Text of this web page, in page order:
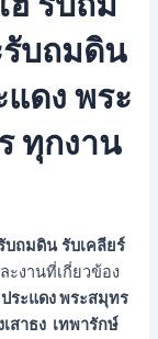
บถมดิน
ดง พระ
ทุกงาน
บถมดิน รับเคลียร์
ะงานที่เกี่ยวข้อง
ระแดง พระสมุทร
สาธง เทพารักษ์